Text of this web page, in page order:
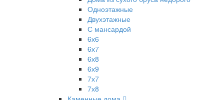
Одноэтажные
Двухэтажные
С мансардой
6х6
6х7
6х8
6х9
7х7
7х8